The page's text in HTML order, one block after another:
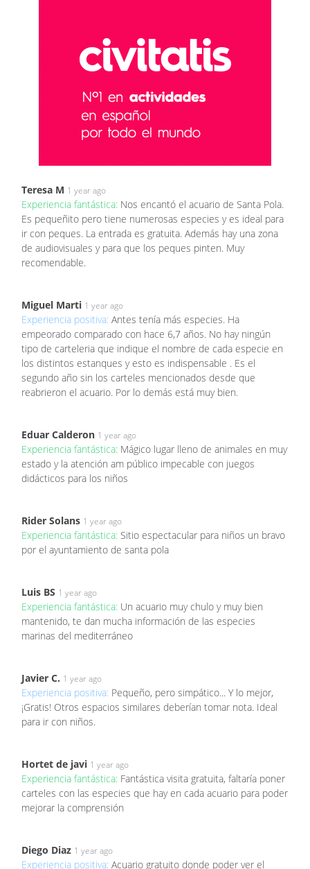
Teresa M 1 year ago
Experiencia fantástica: Nos encantó el acuario de Santa Pola.
Es pequeñito pero tiene numerosas especies y es ideal para
ir con peques. La entrada es gratuita. Además hay una zona
de audiovisuales y para que los peques pinten. Muy
recomendable.
Miguel Marti 1 year ago
Experiencia positiva: Antes tenía más especies. Ha
empeorado comparado con hace 6,7 años. No hay ningún
tipo de carteleria que indique el nombre de cada especie en
los distintos estanques y esto es indispensable . Es el
segundo año sin los carteles mencionados desde que
reabrieron el acuario. Por lo demás está muy bien.
Eduar Calderon 1 year ago
Experiencia fantástica: Mágico lugar lleno de animales en muy
estado y la atención am público impecable con juegos
didácticos para los niños
Rider Solans 1 year ago
Experiencia fantástica: Sitio espectacular para niños un bravo
por el ayuntamiento de santa pola
Luis BS 1 year ago
Experiencia fantástica: Un acuario muy chulo y muy bien
mantenido, te dan mucha información de las especies
marinas del mediterráneo
Javier C. 1 year ago
Experiencia positiva: Pequeño, pero simpático... Y lo mejor,
¡Gratis! Otros espacios similares deberían tomar nota. Ideal
para ir con niños.
Hortet de javi 1 year ago
Experiencia fantástica: Fantástica visita gratuita, faltaría poner
carteles con las especies que hay en cada acuario para poder
mejorar la comprensión
Diego Diaz 1 year ago
Experiencia positiva: Acuario gratuito donde poder ver el